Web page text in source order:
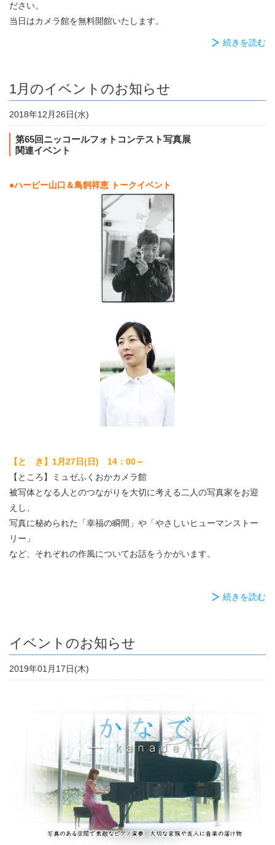
ださい。
当日はカメラ館を無料開館いたします。
続きを読む
1月のイベントのお知らせ
2018年12月26日(水)
第65回ニッコールフォトコンテスト写真展
関連イベント
●ハービー山口＆鳥飼祥恵 トークイベント
【と き】1月27日(日) 14：00～
【ところ】ミュゼふくおかカメラ館
被写体となる人とのつながりを大切に考える二人の写真家をお迎
えし、
写真に秘められた「幸福の瞬間」や「やさしいヒューマンストー
リー」
など、それぞれの作風についてお話をうかがいます。
続きを読む
イベントのお知らせ
2019年01月17日(木)